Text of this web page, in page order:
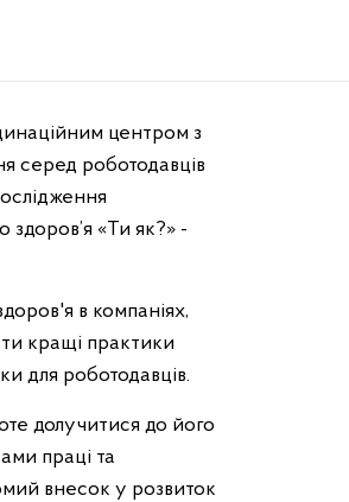
центром з
серед роботодавців
здоров’я «Ти як?» -
в компаніях,
кращі практики
для роботодавців.
долучитися до його
праці та
внесок у розвиток